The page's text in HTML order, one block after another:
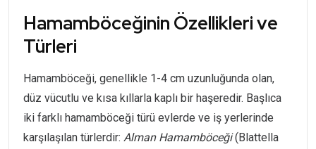
Hamamböceğinin Özellikleri ve
Türleri
Hamamböceği, genellikle 1-4 cm uzunluğunda olan,
düz vücutlu ve kısa kıllarla kaplı bir haşeredir. Başlıca
iki farklı hamamböceği türü evlerde ve iş yerlerinde
karşılaşılan türlerdir: Alman Hamamböceği(Blattella